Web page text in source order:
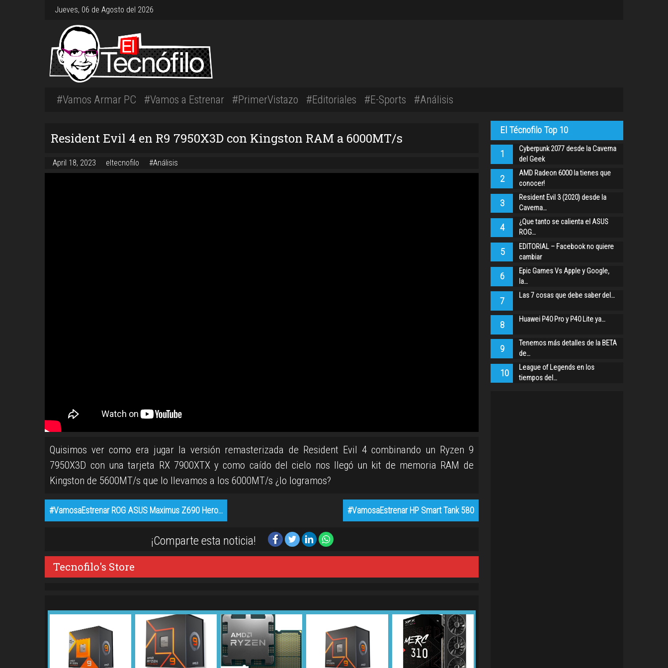
Jueves, 06 de Agosto del 2026
#Vamos Armar PC #Vamos a Estrenar #PrimerVistazo #Editoriales #E-Sports #Análisis
Resident Evil 4 en R9 7950X3D con Kingston RAM a 6000MT/s
April 18, 2023 eltecnofilo #Análisis
Quisimos ver como era jugar la versión remasterizada de Resident Evil 4 combinando un Ryzen 9
7950X3D con una tarjeta RX 7900XTX y como caído del cielo nos llegó un kit de memoria RAM de
Kingston de 5600MT/s que lo llevamos a los 6000MT/s ¿lo logramos?
#VamosaEstrenar ROG ASUS Maximus Z690 Hero… #VamosaEstrenar HP Smart Tank 580
¡Comparte esta noticia!
Tecnofilo's Store
El Técnofilo Top 10
1
Cyberpunk 2077 desde la Caverna
del Geek
2
AMD Radeon 6000 la tienes que
conocer!
3
Resident Evil 3 (2020) desde la
Caverna…
4
¿Que tanto se calienta el ASUS
ROG…
5
EDITORIAL – Facebook no quiere
cambiar
6
Epic Games Vs Apple y Google,
la…
7 Las 7 cosas que debe saber del…
8 Huawei P40 Pro y P40 Lite ya…
9
Tenemos más detalles de la BETA
de…
10
League of Legends en los
tiempos del…